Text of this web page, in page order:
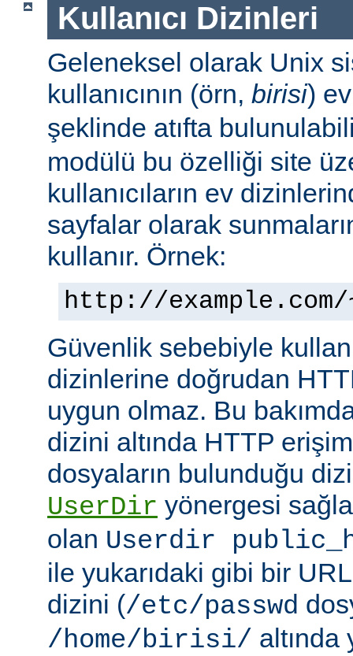
Kullanıcı Dizinleri
Geleneksel olarak Unix
kullanıcının (örn, birisi)
şeklinde atıfta
modülü bu özelliği site
kullanıcıların ev
sayfalar olarak
kullanır. Örnek:
http://
Güvenlik sebebiyle
dizinlerine doğrudan
uygun olmaz. Bu
dizini altında HTTP
dosyaların bulunduğu
UserDir yönergesi
olan Userdir
ile yukarıdaki gibi bir URL
dizini (/etc/passwd
/home/birisi/ altında